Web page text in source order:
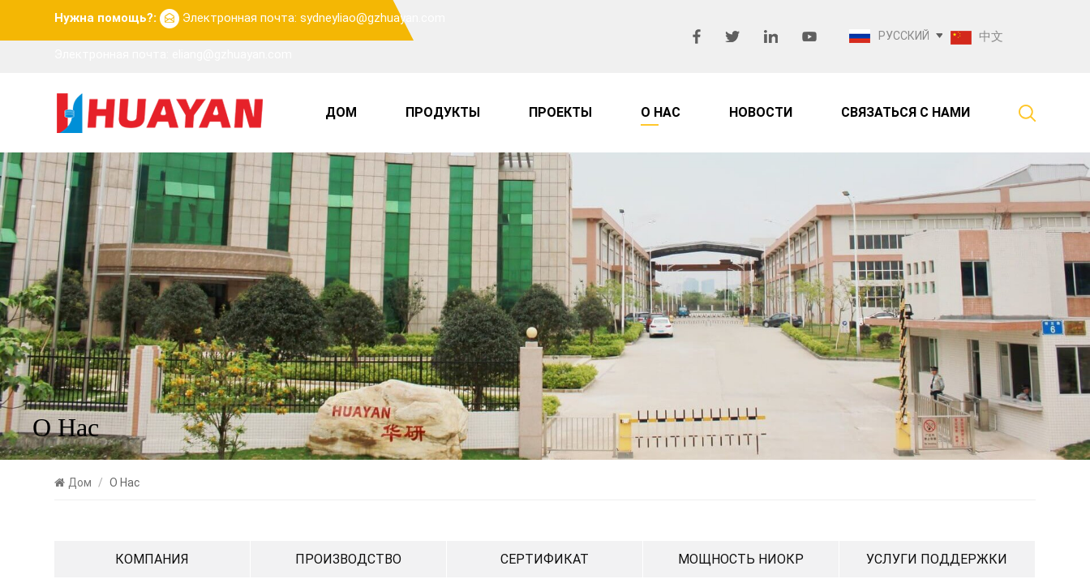
Нужна помощь?: Электронная почта: sydneyliao@gzhuayan.com
РУССКИЙ 中文
ДОМ ПРОДУКТЫ ПРОЕКТЫ О НАС НОВОСТИ СВЯЗАТЬСЯ С НАМИ
О Нас
Дом / О Нас
КОМПАНИЯ ПРОИЗВОДСТВО СЕРТИФИКАТ МОЩНОСТЬ НИОКР УСЛУГИ ПОДДЕРЖКИ